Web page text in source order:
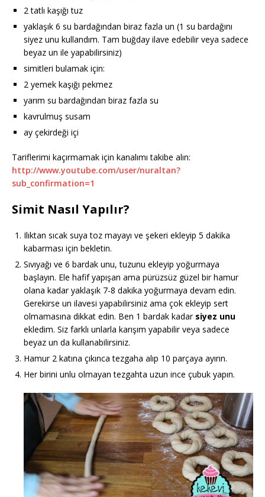
2 tatlı kaşığı tuz
yaklaşık 6 su bardağından biraz fazla un (1 su bardağını
siyez unu kullandım. Tam buğday ilave edebilir veya sadece
beyaz un ile yapabilirsiniz)
simitleri bulamak için:
2 yemek kaşığı pekmez
yarım su bardağından biraz fazla su
kavrulmuş susam
ay çekirdeği içi
Tariflerimi kaçırmamak için kanalımı takibe alın:
http://www.youtube.com/user/nuraltan?
sub_confirmation=1
Simit Nasıl Yapılır?
Ilıktan sıcak suya toz mayayı ve şekeri ekleyip 5 dakika
kabarması için bekletin.
Sıvıyağı ve 6 bardak unu, tuzunu ekleyip yoğurmaya
başlayın. Ele hafif yapışan ama pürüzsüz güzel bir hamur
olana kadar yaklaşık 7-8 dakika yoğurmaya devam edin.
Gerekirse un ilavesi yapabilirsiniz ama çok ekleyip sert
olmamasına dikkat edin. Ben 1 bardak kadar siyez unu
ekledim. Siz farklı unlarla karışım yapabilir veya sadece
beyaz un da kullanabilirsiniz.
Hamur 2 katına çıkınca tezgaha alıp 10 parçaya ayırın.
Her birini unlu olmayan tezgahta uzun ince çubuk yapın.